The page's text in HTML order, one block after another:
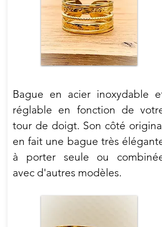
Bague en acier inoxydable et
réglable en fonction de votre
tour de doigt. Son côté original
en fait une bague très élégante
à porter seule ou combinée
avec d'autres modèles.